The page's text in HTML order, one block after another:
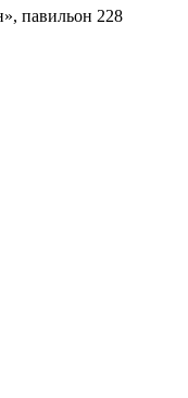
павильон 228